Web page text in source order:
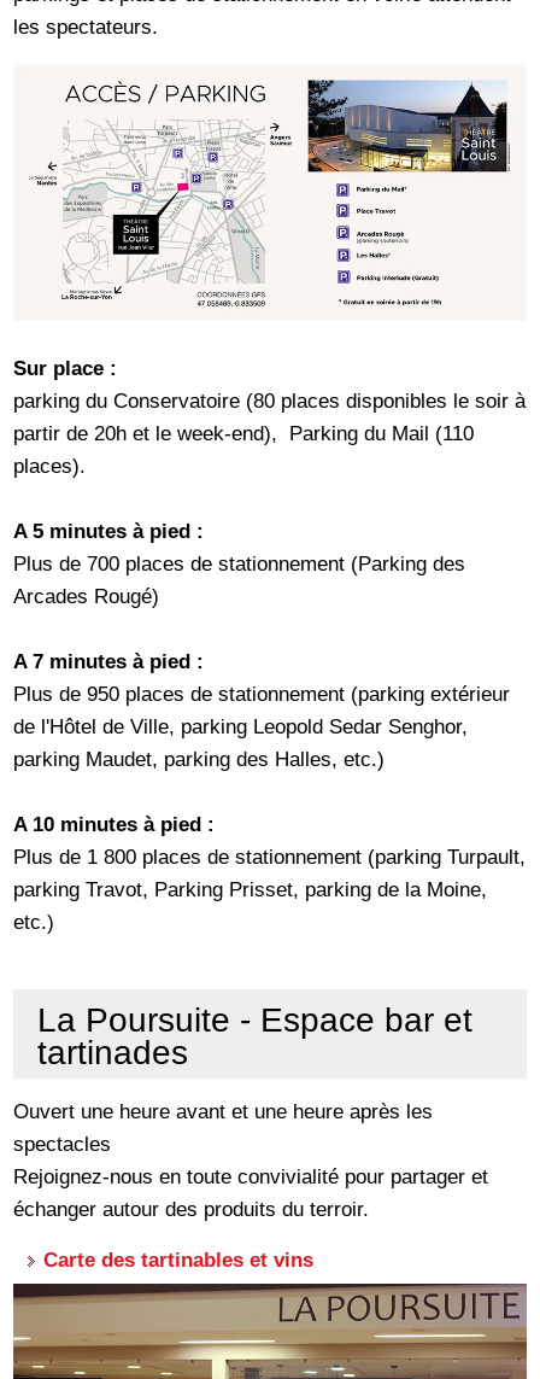
les spectateurs.
Sur place :
parking du Conservatoire (80 places disponibles le soir à
partir de 20h et le week-end), Parking du Mail (110
places).
A 5 minutes à pied :
Plus de 700 places de stationnement (Parking des
Arcades Rougé)
A 7 minutes à pied :
Plus de 950 places de stationnement (parking extérieur
de l'Hôtel de Ville, parking Leopold Sedar Senghor,
parking Maudet, parking des Halles, etc.)
A 10 minutes à pied :
Plus de 1 800 places de stationnement (parking Turpault,
parking Travot, Parking Prisset, parking de la Moine,
etc.)
La Poursuite - Espace bar et
tartinades
Ouvert une heure avant et une heure après les
spectacles
Rejoignez-nous en toute convivialité pour partager et
échanger autour des produits du terroir.
Carte des tartinables et vins